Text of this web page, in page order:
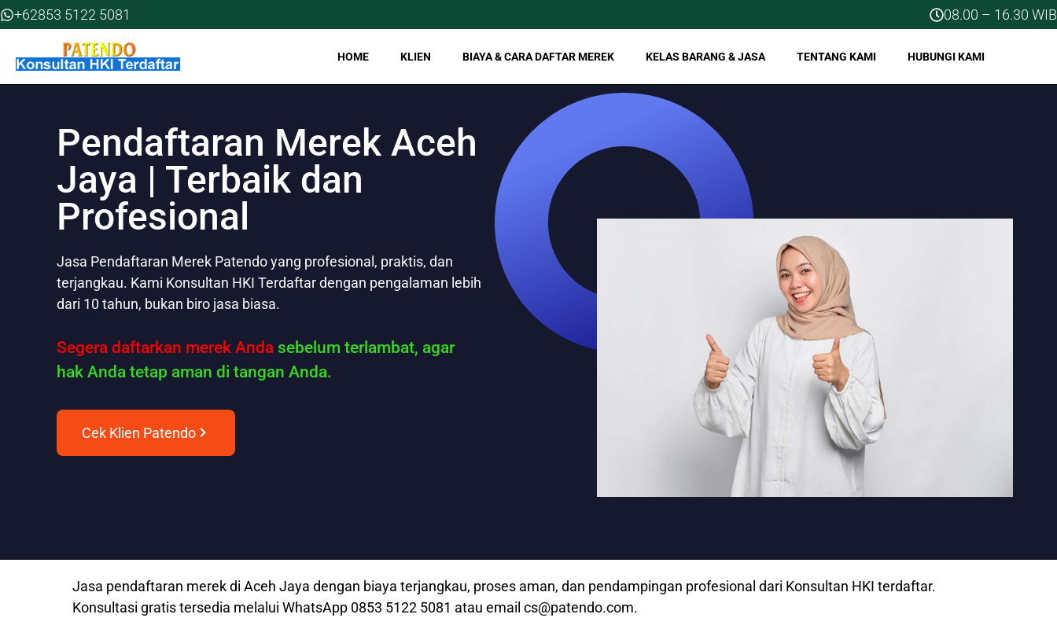
Skip
to
+62853 5122 5081 08.00 – 16.30 WIB
HOME KLIEN BIAYA & CARA DAFTAR MEREK KELAS BARANG & JASA TENTANG KAMI HUBUNGI KAMI
Pendaftaran Merek Aceh
Jaya | Terbaik dan
Profesional
Jasa Pendaftaran Merek Patendo yang profesional, praktis, dan
terjangkau. Kami Konsultan HKI Terdaftar dengan pengalaman lebih
dari 10 tahun, bukan biro jasa biasa.
Segera daftarkan merek Anda sebelum terlambat, agar
hak Anda tetap aman di tangan Anda.
Cek Klien Patendo
Jasa pendaftaran merek di Aceh Jaya dengan biaya terjangkau, proses aman, dan pendampingan profesional dari Konsultan HKI terdaftar.
Konsultasi gratis tersedia melalui WhatsApp 0853 5122 5081 atau email cs@patendo.com.